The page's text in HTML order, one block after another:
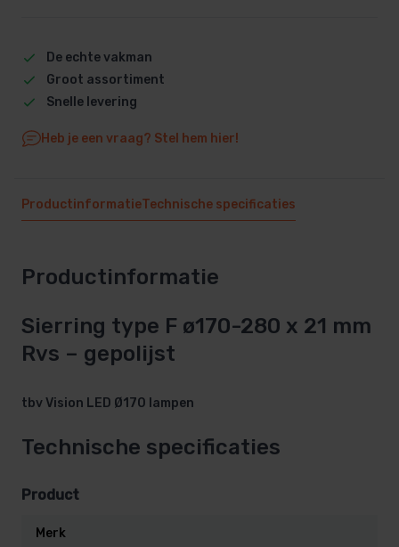
De echte vakman
Groot assortiment
Snelle levering
Heb je een vraag? Stel hem hier!
ProductinformatieTechnische specificaties
Productinformatie
Sierring type F ø170-280 x 21 mm
Rvs – gepolijst
tbv Vision LED Ø170 lampen
Technische specificaties
Product
Merk